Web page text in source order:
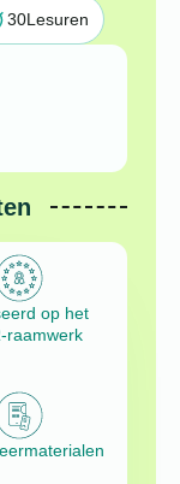
30Lesuren
op het
raamwerk